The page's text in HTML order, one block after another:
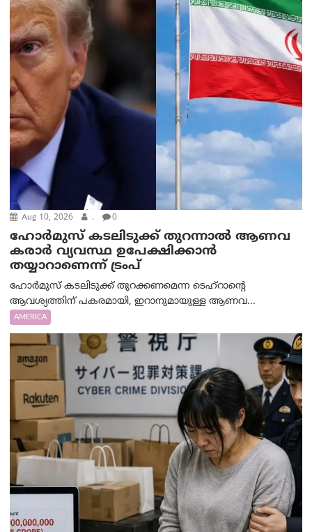
Aug 10, 2026 . 0
ഹോർമുസ് കടലിടുക്ക് തുറന്നാൽ ആണവ
കരാർ വ്യവസ്ഥ ഉപേക്ഷിക്കാൻ
തയ്യാറാണെന്ന് ട്രം‌പ്
ഹോർമുസ് കടലിടുക്ക് തുറക്കണമെന്ന ടെഹ്‌റാന്റെ
ആവശ്യത്തിന് പകരമായി, ഇറാനുമായുള്ള ആണവ...
AMERICA